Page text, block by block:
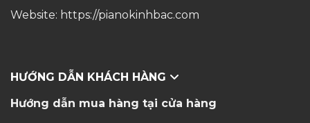
Website: https://pianokinhbac.com
HƯỚNG DẪN KHÁCH HÀNG
Hướng dẫn mua hàng tại cửa hàng